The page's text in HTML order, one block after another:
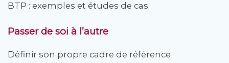
BTP : exemples et études de cas
Passer de soi à l’autre
Définir son propre cadre de référence